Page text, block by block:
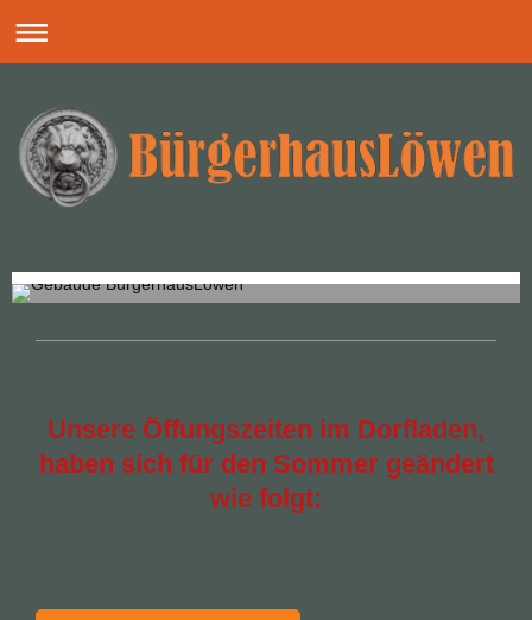
Unsere Öffungszeiten im Dorfladen,
haben sich für den Sommer geändert
wie folgt: